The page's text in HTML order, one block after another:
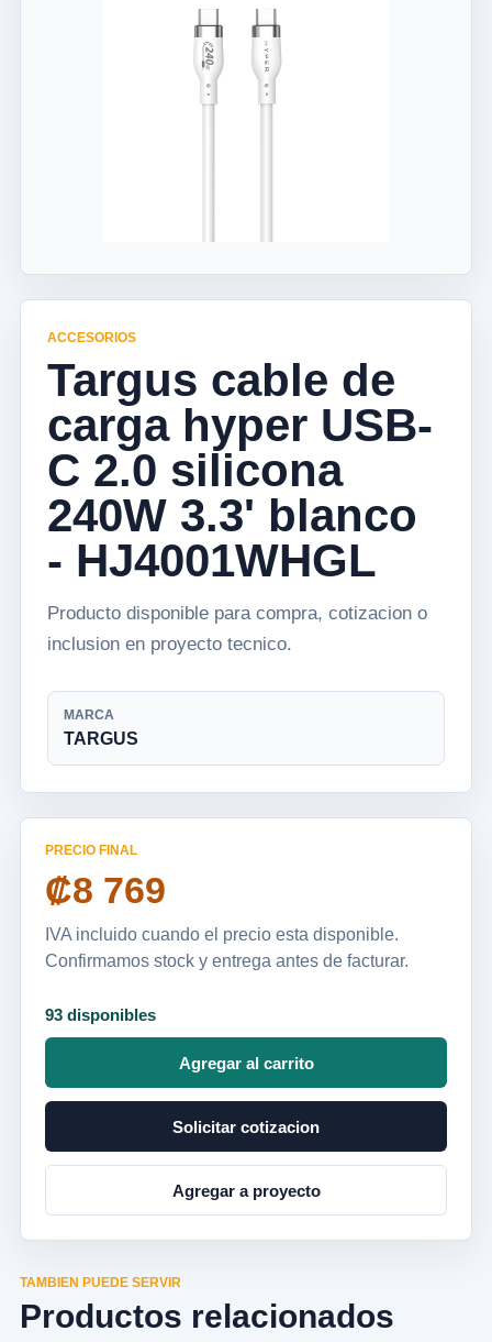
ACCESORIOS
Targus cable de
carga hyper USB-
C 2.0 silicona
240W 3.3' blanco
- HJ4001WHGL
Producto disponible para compra, cotizacion o
inclusion en proyecto tecnico.
MARCA
TARGUS
PRECIO FINAL
₡8 769
IVA incluido cuando el precio esta disponible.
Confirmamos stock y entrega antes de facturar.
93 disponibles
Agregar al carrito
Solicitar cotizacion
Agregar a proyecto
TAMBIEN PUEDE SERVIR
Productos relacionados